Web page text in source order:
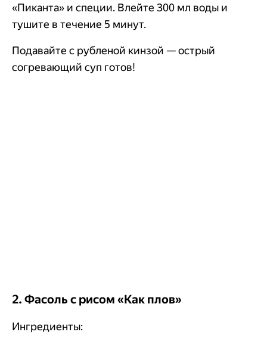
«Пиканта» и специи. Влейте 300 мл воды и
тушите в течение 5 минут.
Подавайте с рубленой кинзой — острый
согревающий суп готов!
2. Фасоль с рисом «Как плов»
Ингредиенты: